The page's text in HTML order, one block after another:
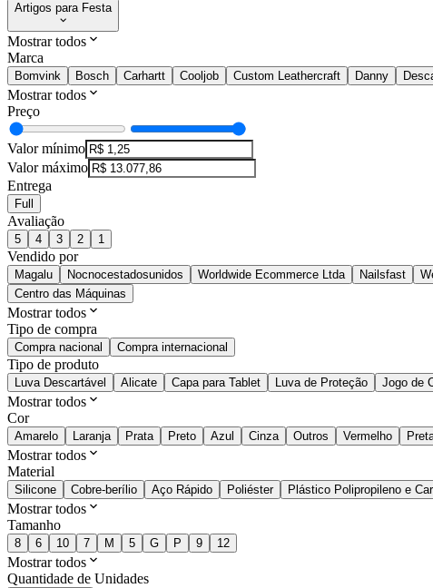
Artigos para Festa
Mostrar todos
Marca
Bomvink Bosch Carhartt Cooljob Custom Leathercraft Danny
Mostrar todos
Preço
Valor mínimo
Valor máximo
Entrega
Full
Avaliação
5 4 3 2 1
Vendido por
Magalu Nocnocestadosunidos Worldwide Ecommerce Ltda Nailsfast
Centro das Máquinas
Mostrar todos
Tipo de compra
Compra nacional Compra internacional
Tipo de produto
Luva Descartável Alicate Capa para Tablet Luva de Proteção Jogo de
Mostrar todos
Cor
Amarelo Laranja Prata Preto Azul Cinza Outros Vermelho
Mostrar todos
Material
Silicone Cobre-berílio Aço Rápido Poliéster Plástico Polipropileno e
Mostrar todos
Tamanho
8 6 10 7 M 5 G P 9 12
Mostrar todos
Quantidade de Unidades